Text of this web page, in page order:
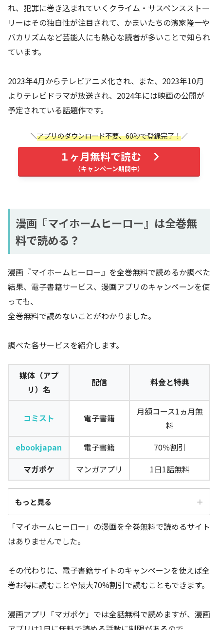
れ、犯罪に巻き込まれていくクライム・サスペンスストー
リーはその独自性が注目されて、かまいたちの濱家隆一や
バカリズムなど芸能人にも熱心な読者が多いことで知られ
ています。
2023年4月からテレビアニメ化され、また、2023年10月
よりテレビドラマが放送され、2024年には映画の公開が
予定されている話題作です。
アプリのダウンロード不要、60秒で登録完了！
１ヶ月無料で読む
漫画『マイホームヒーロー』は全巻無
料で読める？
漫画『マイホームヒーロー』を全巻無料で読めるか調べた
結果、電子書籍サービス、漫画アプリのキャンペーンを使
っても、
全巻無料で読めないことがわかりました。
調べた各サービスを紹介します。
媒体（アプ
リ）名
配信 料金と特典
コミスト 電子書籍
月額コース1ヵ月無
料
ebookjapan
電子書籍
70％割引
マガポケ
マンガアプリ 1日1話無料
もっと見る
媒体（アプリ）
名
コミスト 電子書籍
月額コース1ヵ月無料
ebookjapan
電子書籍
70％割引
マガポケ
マンガアプリ
1日1話無料
「マイホームヒーロー」の漫画を全巻無料で読めるサイト
はありませんでした。
その代わりに、電子書籍サイトのキャンペーンを使えば全
巻お得に読むことや最大70%割引で読むこともできます。
漫画アプリ「マガポケ」では全話無料で読めますが、漫画